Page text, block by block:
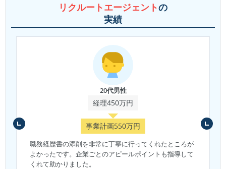
リクルートエージェントの
実績
20代男性
経理450万円
事業計画550万円
職務経歴書の添削を非常に丁寧に行ってくれたところが
よかったです。企業ごとのアピールポイントも指導して
くれて助かりました。